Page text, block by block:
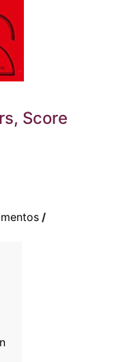
Score
/